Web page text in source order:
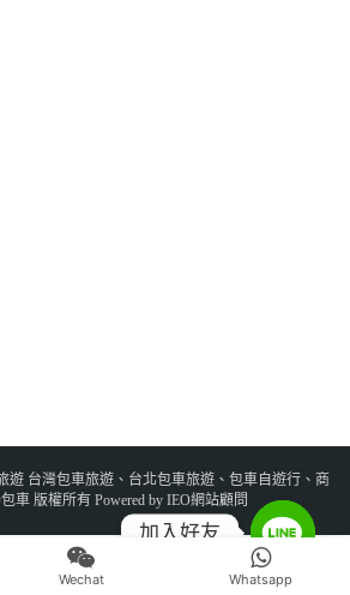
遊 台灣包車旅遊、台北包車旅遊、包車自遊行、商
車 版權所有 Powered by IEO網站顧問
Wechat Whatsapp
加入好友